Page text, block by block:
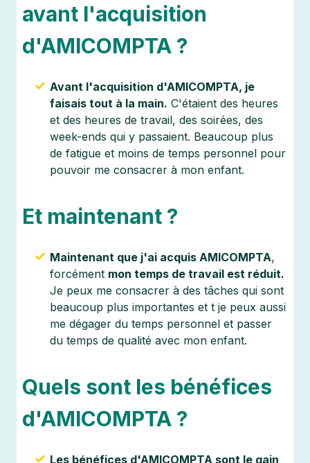
avant l'acquisition
d'AMICOMPTA ?
Avant l'acquisition d'AMICOMPTA, je
faisais tout à la main. C'étaient des heures
et des heures de travail, des soirées, des
week-ends qui y passaient. Beaucoup plus
de fatigue et moins de temps personnel pour
pouvoir me consacrer à mon enfant.
Et maintenant ?
Maintenant que j'ai acquis AMICOMPTA,
forcément mon temps de travail est réduit.
Je peux me consacrer à des tâches qui sont
beaucoup plus importantes et t je peux aussi
me dégager du temps personnel et passer
du temps de qualité avec mon enfant.
Quels sont les bénéfices
d'AMICOMPTA ?
Les bénéfices d'AMICOMPTA sont le gain